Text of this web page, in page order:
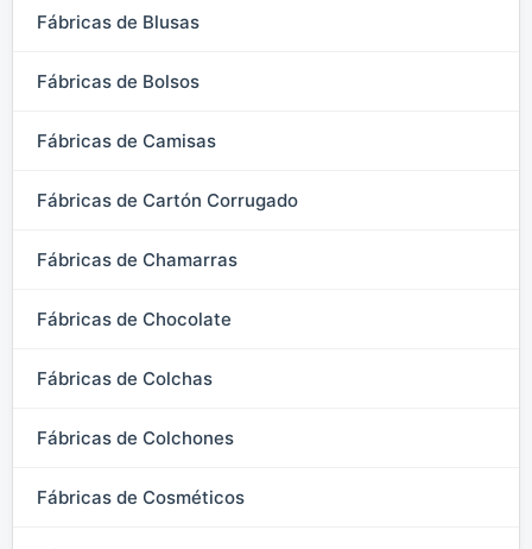
Fábricas de Blusas
Fábricas de Bolsos
Fábricas de Camisas
Fábricas de Cartón Corrugado
Fábricas de Chamarras
Fábricas de Chocolate
Fábricas de Colchas
Fábricas de Colchones
Fábricas de Cosméticos